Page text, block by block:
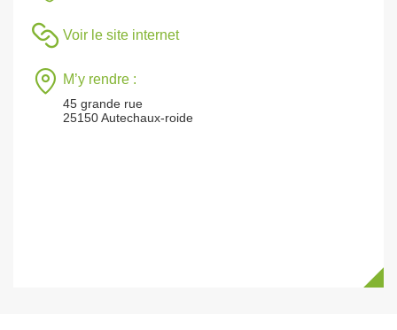
Voir le site internet
M’y rendre :
45 grande rue
25150 Autechaux-roide